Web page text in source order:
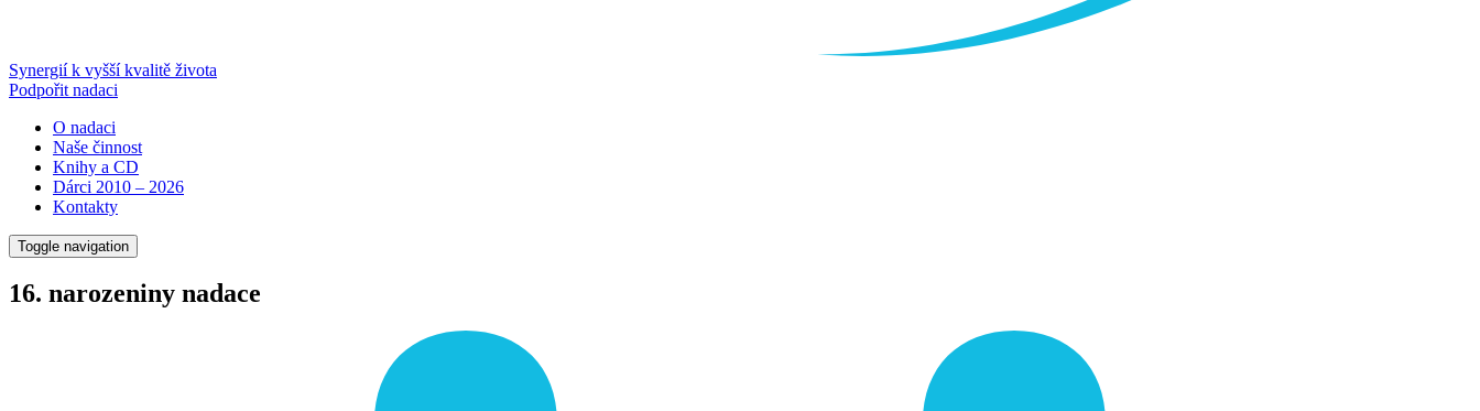
Synergií k vyšší kvalitě života
Podpořit nadaci
O nadaci
Naše činnost
Knihy a CD
Dárci 2010 – 2026
Kontakty
Toggle navigation
16. narozeniny nadace